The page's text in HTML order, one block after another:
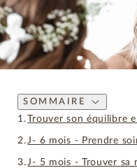
SOMMAIRE
Trouver son équilibre
J- 6 mois - Prendre
J- 5 mois - Trouver sa